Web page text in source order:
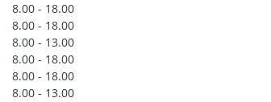
8.00 - 18.00
8.00 - 18.00
8.00 - 13.00
8.00 - 18.00
8.00 - 18.00
8.00 - 13.00